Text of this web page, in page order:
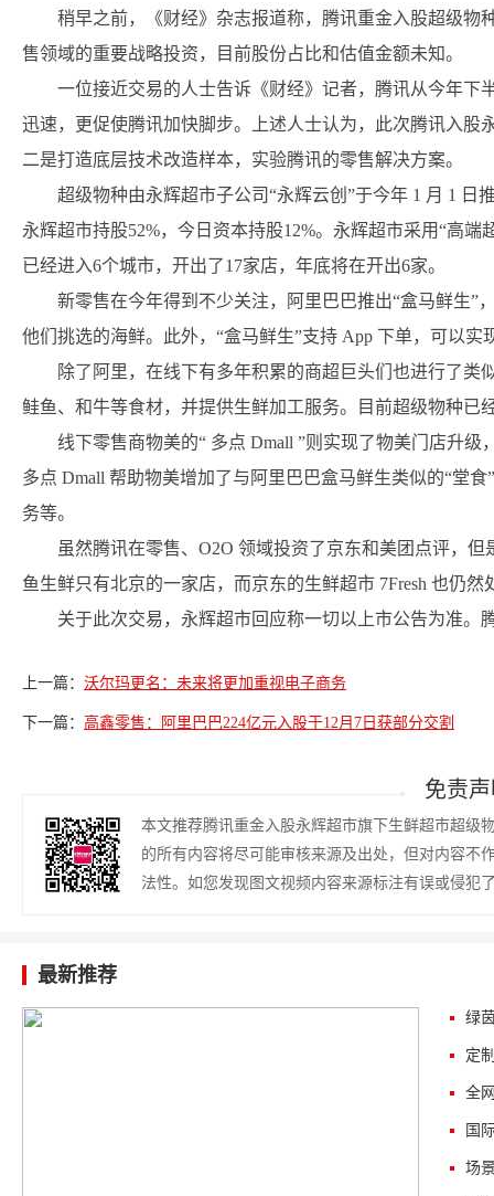
稍早之前，《财经》杂志报道称，腾讯重金入股超级物
售领域的重要战略投资，目前股份占比和估值金额未知。
一位接近交易的人士告诉《财经》记者，腾讯从今年下
迅速，更促使腾讯加快脚步。上述人士认为，此次腾讯入股
二是打造底层技术改造样本，实验腾讯的零售解决方案。
超级物种由永辉超市子公司“永辉云创”于今年 1 月 1
永辉超市持股52%，今日资本持股12%。永辉超市采用“高
已经进入6个城市，开出了17家店，年底将在开出6家。
新零售在今年得到不少关注，阿里巴巴推出“盒马鲜生”
他们挑选的海鲜。此外，“盒马鲜生”支持 App 下单，可以
除了阿里，在线下有多年积累的商超巨头们也进行了类
鲑鱼、和牛等食材，并提供生鲜加工服务。目前超级物种已
线下零售商物美的“ 多点 Dmall ”则实现了物美门店升
多点 Dmall 帮助物美增加了与阿里巴巴盒马鲜生类似的“堂
务等。
虽然腾讯在零售、O2O 领域投资了京东和美团点评，
鱼生鲜只有北京的一家店，而京东的生鲜超市 7Fresh 也仍然
关于此次交易，永辉超市回应称一切以上市公告为准。
上一篇： 沃尔玛更名：未来将更加重视电子商务
下一篇： 高鑫零售：阿里巴巴224亿元入股于12月7日获部分交割
免责
本文推荐腾讯重金入股永辉超市旗下生鲜超市超级
的所有内容将尽可能审核来源及出处，但对内容不
法性。如您发现图文视频内容来源标注有误或侵犯
最新推荐